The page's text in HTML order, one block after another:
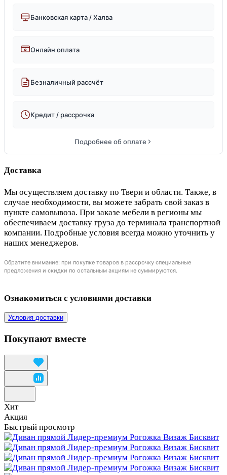
Банковская карта / Халва
Онлайн оплата
Безналичный рассчёт
Кредит / рассрочка
Подробнее об оплате
Доставка
Мы осуществляем доставку по Твери и области. Также, в
случае необходимости, вы можете забрать свой заказ в
пункте самовывоза. При заказе мебели в регионы мы
обеспечиваем доставку груза до терминала транспортной
компании. Подробные условия всегда можно уточнить у
наших менеджеров.
Обратите внимание: при покупке товаров в рассрочку специальные
предложения и скидки по остальным акциям не суммируются.
Ознакомиться с условиями доставки
Условия доставки
Покупают вместе
Хит
Акция
Быстрый просмотр